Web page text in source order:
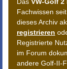
Fachwissen
dieses Archiv
registrieren
Registrierte
im Forum
andere Golf-II-